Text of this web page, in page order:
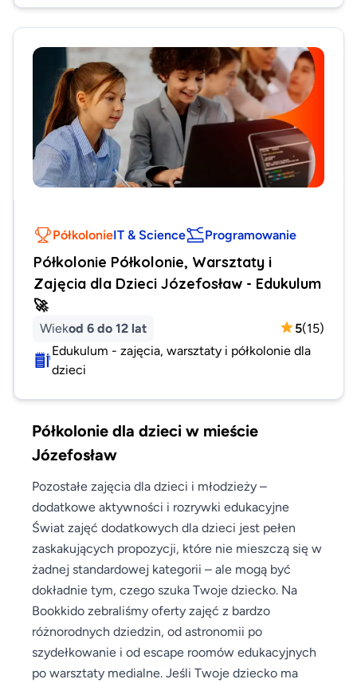
PółkolonieIT & Science Programowanie
Półkolonie Półkolonie, Warsztaty i
Zajęcia dla Dzieci Józefosław - Edukulum
🚀
Wiekod 6 do 12 lat 5(15)
Edukulum - zajęcia, warsztaty i półkolonie dla
dzieci
Półkolonie dla dzieci w mieście
Józefosław
Pozostałe zajęcia dla dzieci i młodzieży –
dodatkowe aktywności i rozrywki edukacyjne
Świat zajęć dodatkowych dla dzieci jest pełen
zaskakujących propozycji, które nie mieszczą się w
żadnej standardowej kategorii – ale mogą być
dokładnie tym, czego szuka Twoje dziecko. Na
Bookkido zebraliśmy oferty zajęć z bardzo
różnorodnych dziedzin, od astronomii po
szydełkowanie i od escape roomów edukacyjnych
po warsztaty medialne. Jeśli Twoje dziecko ma